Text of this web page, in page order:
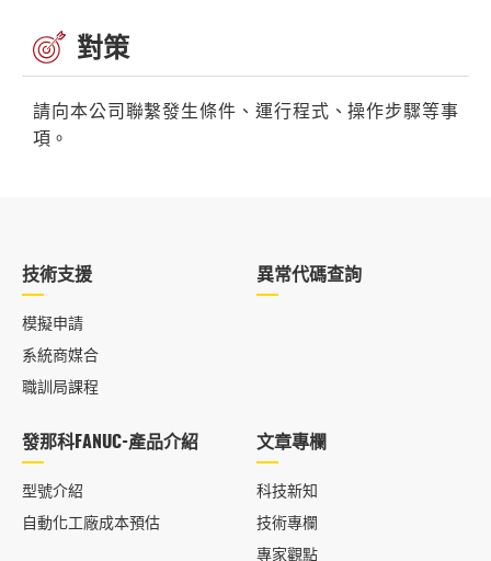
對策
請向本公司聯繫發生條件、運行程式、操作步驟等事
項。
技術支援
模擬申請
系統商媒合
職訓局課程
異常代碼查詢
發那科FANUC-產品介紹
型號介紹
自動化工廠成本預估
文章專欄
科技新知
技術專欄
專家觀點